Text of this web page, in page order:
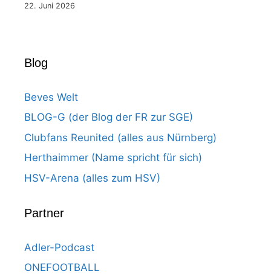
22. Juni 2026
Blog
Beves Welt
BLOG-G (der Blog der FR zur SGE)
Clubfans Reunited (alles aus Nürnberg)
Herthaimmer (Name spricht für sich)
HSV-Arena (alles zum HSV)
Partner
Adler-Podcast
ONEFOOTBALL